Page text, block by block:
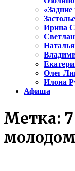
Ирина
Олег
Илона
Афиша
Метка: